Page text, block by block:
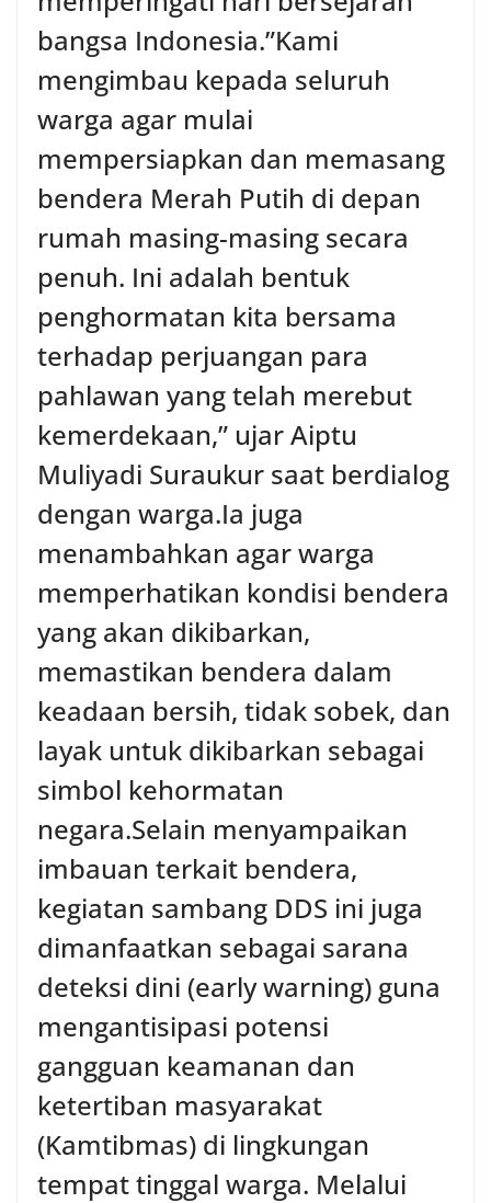
bangsa Indonesia.‎‎”Kami
mengimbau kepada seluruh
warga agar mulai
mempersiapkan dan memasang
bendera Merah Putih di depan
rumah masing-masing secara
penuh. Ini adalah bentuk
penghormatan kita bersama
terhadap perjuangan para
pahlawan yang telah merebut
kemerdekaan,” ujar Aiptu
Muliyadi Suraukur saat berdialog
dengan warga.‎‎Ia juga
menambahkan agar warga
memperhatikan kondisi bendera
yang akan dikibarkan,
memastikan bendera dalam
keadaan bersih, tidak sobek, dan
layak untuk dikibarkan sebagai
simbol kehormatan
negara.‎‎‎Selain menyampaikan
imbauan terkait bendera,
kegiatan sambang DDS ini juga
dimanfaatkan sebagai sarana
deteksi dini (early warning) guna
mengantisipasi potensi
gangguan keamanan dan
ketertiban masyarakat
(Kamtibmas) di lingkungan
tempat tinggal warga. Melalui